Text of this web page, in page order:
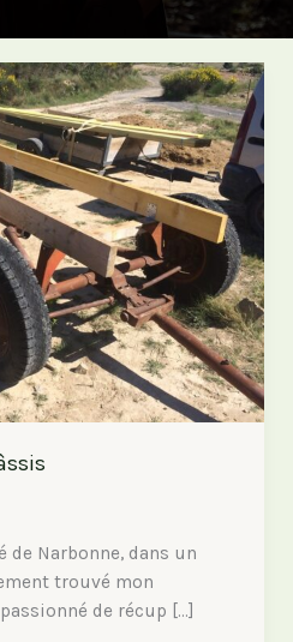
Narbonne, dans un
trouvé mon
de récup […]